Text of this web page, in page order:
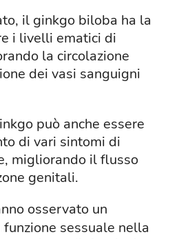
il ginkgo biloba ha la
i livelli ematici di
la circolazione
dei vasi sanguigni
può anche essere
di vari sintomi di
migliorando il flusso
genitali.
osservato un
sessuale nella